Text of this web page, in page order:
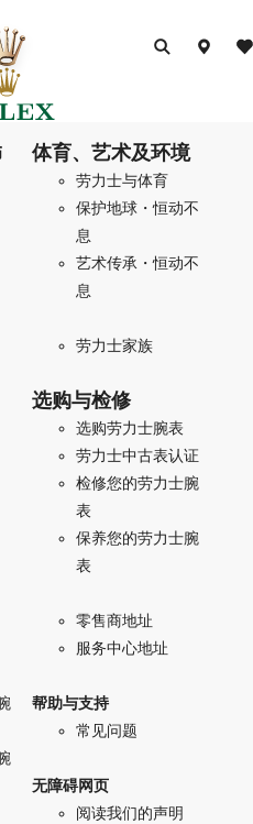
体育、艺术及环境
劳力士与体育
保护地球・恒动不
息
艺术传承・恒动不
息
劳力士家族
选购与检修
选购劳力士腕表
劳力士中古表认证
检修您的劳力士腕
表
保养您的劳力士腕
表
零售商地址
服务中心地址
帮助与支持
常见问题
无障碍网页
阅读我们的声明